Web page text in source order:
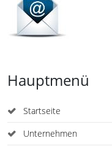
Hauptmenü
Startseite
Unternehmen